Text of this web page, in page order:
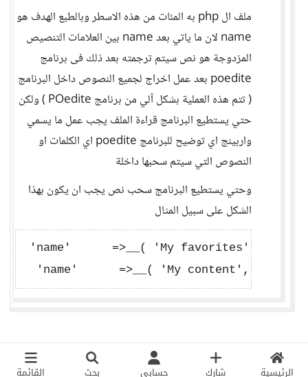
الرئيسية شارك حسابي بحث القائمة
ملف ال php به المئات من هذه الاسطر وبالطبع الهدف هو
name لان ما ياتي بعد name بين العلامات التنصيص
المزدوجة هو نص سيتم ترجمته بعد ذلك فى برنامج
poedite بعد عمل اخراج لجميع النصوص داخل البرنامج
( تتم هذه العملية بشكل آلي من برنامج POedite ) ولكن
حتي يستطيع البرنامج قراءة الملف يجب عمل ما يسمي
واربينج اي توضيح للبرنامج poedite اي الكلمات او
النصوص التي سيتم سحبها داخلة
وحتي يستطيع البرنامج سحب نص يجب ان يكون بهذا
الشكل على سبيل المثال
'name'      =>__( 'My